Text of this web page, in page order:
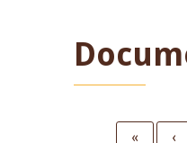
Pagination
First
« ‹